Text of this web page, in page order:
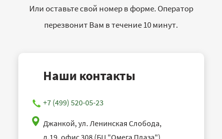
Или оставьте свой номер в форме. Оператор
перезвонит Вам в течение 10 минут.
Наши контакты
+7 (499) 520-05-23
Джанкой, ул. Ленинская Слобода,